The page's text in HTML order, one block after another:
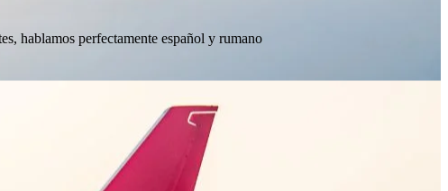
hablamos perfectamente español y rumano